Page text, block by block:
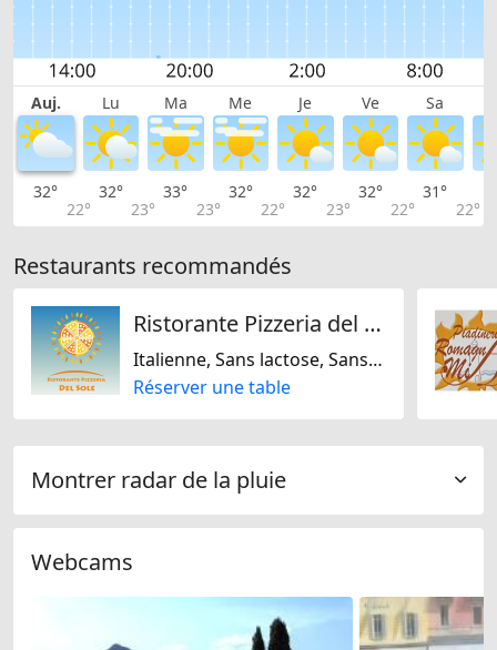
Auj. Lu Ma Me Je Ve Sa
32°
22°
32°
23°
33°
23°
32°
22°
32°
23°
32°
22°
31°
22°
Restaurants recommandés
Ristorante Pizzeria del Sole
Italienne, Sans lactose, Sans gluten
Réserver une table
Montrer radar de la pluie
Webcams